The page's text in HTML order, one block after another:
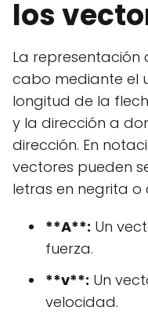
los
La representación
cabo mediante el
longitud de la
y la dirección a
dirección. En
vectores pueden
letras en negrita o
**A**: Un
fuerza.
**v**: Un
velocidad.